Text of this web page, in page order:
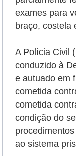
exames para
braço, costela
A Polícia Civil
conduzido à
e autuado em
cometida
cometida
condição do
ao sistema